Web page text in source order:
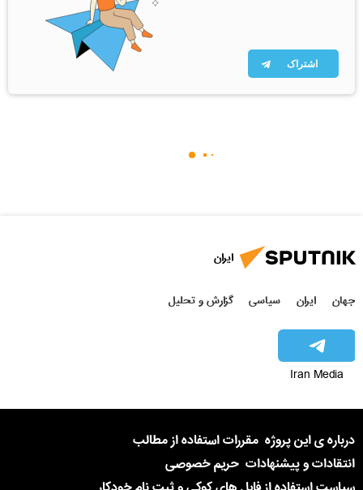
اشتراک
ایران
جهان ایران سیاسی گزارش و تحلیل
Iran Media
درباره ی این پروژه مقررات استفاده از مطالب
انتقادات و پیشنهادات حریم خصوصی